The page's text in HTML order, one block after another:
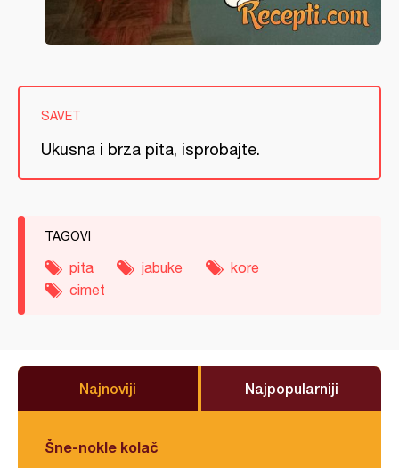
SAVET
Ukusna i brza pita, isprobajte.
TAGOVI
pita jabuke
kore
cimet
Najnoviji Najpopularniji
Šne-nokle kolač